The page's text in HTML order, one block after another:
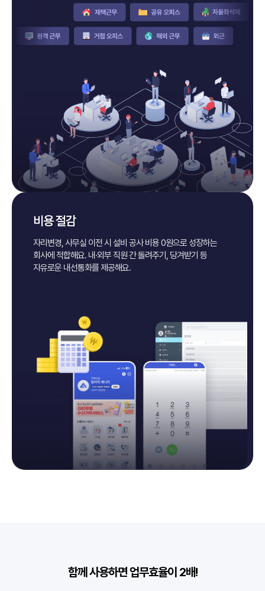
비용 절감
자리변경, 사무실 이전 시 설비 공사 비용 0원으로 성장하는
회사에 적합해요. 내·외부 직원 간 돌려주기, 당겨받기 등
자유로운 내선통화를 제공해요.
함께 사용하면 업무효율이 2배!